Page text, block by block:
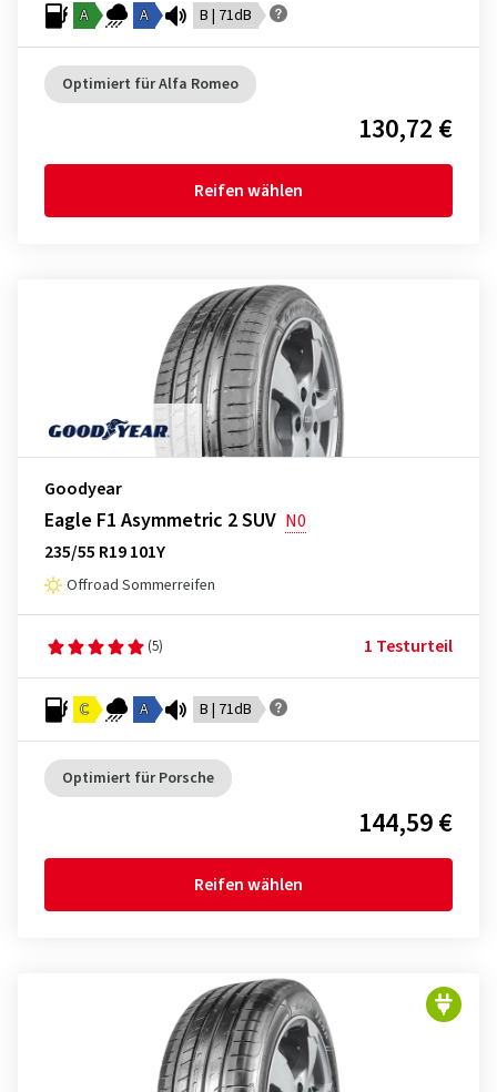
A A B | 71dB
Optimiert für Alfa Romeo
130,72 €
Reifen wählen
Goodyear
Eagle F1 Asymmetric 2 SUV N0
235/55 R19 101Y
Offroad Sommerreifen
(5) 1 Testurteil
C A B | 71dB
Optimiert für Porsche
144,59 €
Reifen wählen